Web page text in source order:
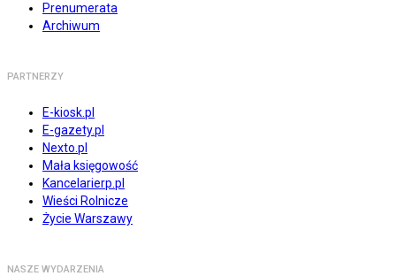
Prenumerata
Archiwum
PARTNERZY
E-kiosk.pl
E-gazety.pl
Nexto.pl
Mała księgowość
Kancelarierp.pl
Wieści Rolnicze
Życie Warszawy
NASZE WYDARZENIA